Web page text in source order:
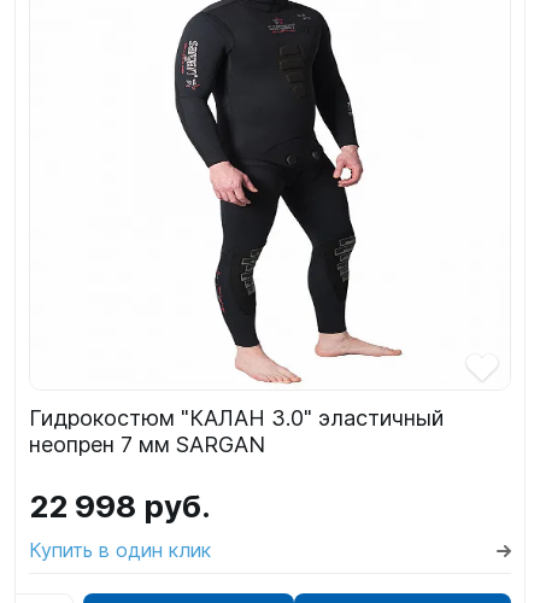
Гидрокостюм "КАЛАН 3.0" эластичный
неопрен 7 мм SARGAN
22 998 руб.
Купить в один клик